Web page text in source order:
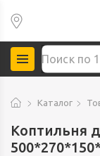
Каталог
Коптильня